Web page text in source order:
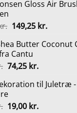
pris
179,00 kr..
pris
134,25
Gloss Air
Den
pris
var:
199,00 kr..
149,25 kr.Den
pris
Butter Coconut
Cantu
Den
pris
var:
99,00 kr..
74,25 kr.Den
pris
74,25 kr..
til Juletræ
Den
19,00 kr.Den